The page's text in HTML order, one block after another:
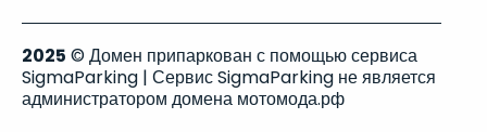
2025 © Домен припаркован с помощью сервиса
SigmaParking | Сервис SigmaParking не является
администратором домена мотомода.рф